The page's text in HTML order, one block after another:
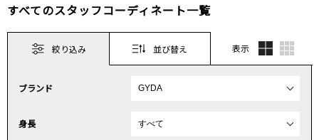
すべてのスタッフコーディネート一覧
絞り込み 並び替え 表示
ブランド
身長